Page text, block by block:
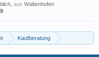
aus Waltenhofen
Kaufberatung